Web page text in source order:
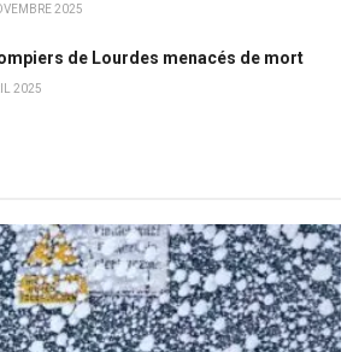
2025
de Lourdes menacés de mort
2025